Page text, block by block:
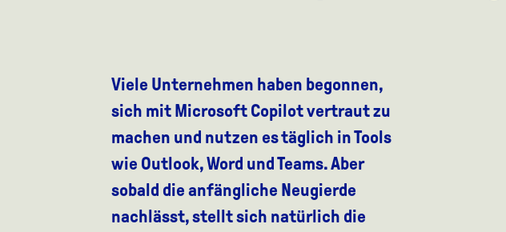
Viele Unternehmen haben begonnen,
sich mit Microsoft Copilot vertraut zu
machen und nutzen es täglich in Tools
wie Outlook, Word und Teams. Aber
sobald die anfängliche Neugierde
nachlässt, stellt sich natürlich die